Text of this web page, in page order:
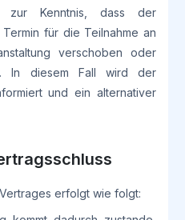
zur Kenntnis, dass der
für die Teilnahme an
verschoben oder
In diesem Fall wird der
und ein alternativer
erfolgt wie folgt: